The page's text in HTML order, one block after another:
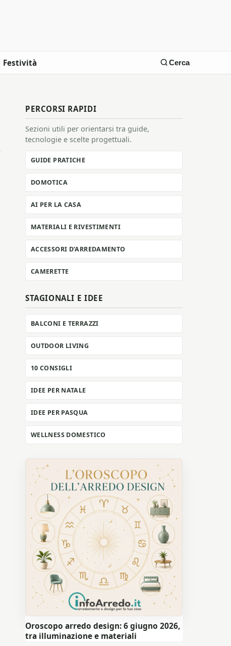
Festività Cerca
PERCORSI RAPIDI
Sezioni utili per orientarsi tra guide,
tecnologie e scelte progettuali.
GUIDE PRATICHE
DOMOTICA
AI PER LA CASA
MATERIALI E RIVESTIMENTI
ACCESSORI D’ARREDAMENTO
CAMERETTE
STAGIONALI E IDEE
BALCONI E TERRAZZI
OUTDOOR LIVING
10 CONSIGLI
IDEE PER NATALE
IDEE PER PASQUA
WELLNESS DOMESTICO
Oroscopo arredo design: 6 giugno 2026,
tra illuminazione e materiali